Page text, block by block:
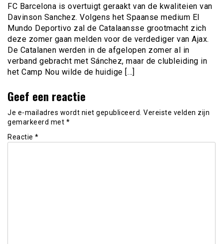
FC Barcelona is overtuigt geraakt van de kwaliteien van
Davinson Sanchez. Volgens het Spaanse medium El
Mundo Deportivo zal de Catalaansse grootmacht zich
deze zomer gaan melden voor de verdediger van Ajax.
De Catalanen werden in de afgelopen zomer al in
verband gebracht met Sánchez, maar de clubleiding in
het Camp Nou wilde de huidige […]
Geef een reactie
Je e-mailadres wordt niet gepubliceerd. Vereiste velden zijn
gemarkeerd met *
Reactie *